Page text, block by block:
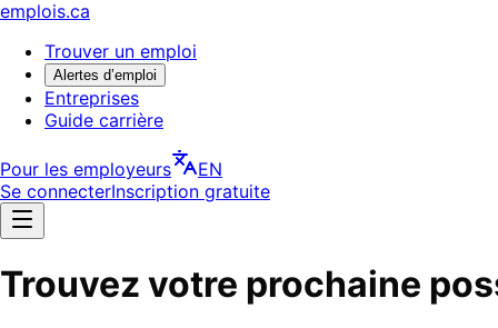
emplois.ca
Trouver un emploi
Alertes d’emploi
Entreprises
Guide carrière
Pour les employeurs
EN
Se connecterInscription gratuite
Trouvez votre prochaine